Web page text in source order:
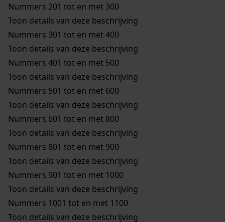
Nummers 201 tot en met 300
Toon details van deze beschrijving
Nummers 301 tot en met 400
Toon details van deze beschrijving
Nummers 401 tot en met 500
Toon details van deze beschrijving
Nummers 501 tot en met 600
Toon details van deze beschrijving
Nummers 601 tot en met 800
Toon details van deze beschrijving
Nummers 801 tot en met 900
Toon details van deze beschrijving
Nummers 901 tot en met 1000
Toon details van deze beschrijving
Nummers 1001 tot en met 1100
Toon details van deze beschrijving